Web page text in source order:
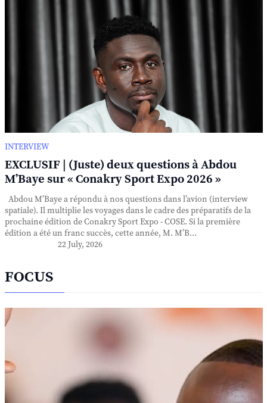
INTERVIEW
EXCLUSIF | (Juste) deux questions à Abdou
M’Baye sur « Conakry Sport Expo 2026 »
Abdou M’Baye a répondu à nos questions dans l’avion (interview
spatiale). Il multiplie les voyages dans le cadre des préparatifs de la
prochaine édition de Conakry Sport Expo - COSE. Si la première
édition a été un franc succès, cette année, M. M’B...
22 July, 2026
FOCUS